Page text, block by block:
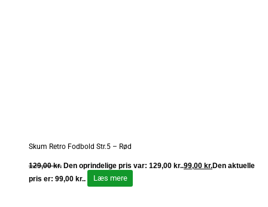
Skum Retro Fodbold Str.5 – Rød
129,00kr. Den oprindelige pris var: 129,00 kr..99,00 kr.Den aktuelle
pris er: 99,00 kr..
Læs mere